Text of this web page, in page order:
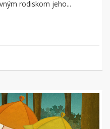
rodiskom jeho...